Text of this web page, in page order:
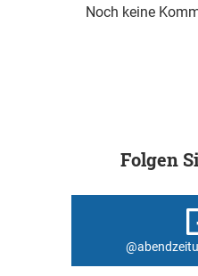
Noch keine
Folgen